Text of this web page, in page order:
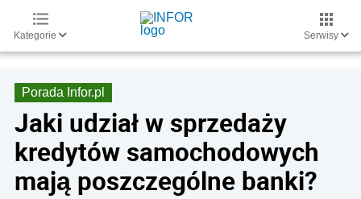
Kategorie Serwisy
Porada Infor.pl
Jaki udział w sprzedaży
kredytów samochodowych
mają poszczególne banki?